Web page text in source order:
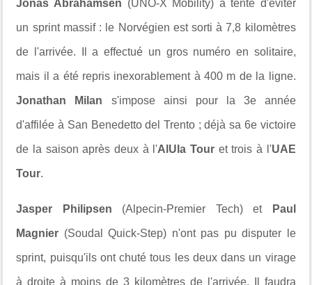
Jonas Abrahamsen (UNO-X Mobility) a tenté d'éviter
un sprint massif : le Norvégien est sorti à 7,8 kilomètres
de l'arrivée. Il a effectué un gros numéro en solitaire,
mais il a été repris inexorablement à 400 m de la ligne.
Jonathan Milan s'impose ainsi pour la 3e année
d'affilée à San Benedetto del Trento ; déjà sa 6e victoire
de la saison après deux à l'AlUla Touret trois à l'UAE
Tour.
Jasper Philipsen (Alpecin-Premier Tech) et Paul
Magnier (Soudal Quick-Step) n'ont pas pu disputer le
sprint, puisqu'ils ont chuté tous les deux dans un virage
à droite à moins de 3 kilomètres de l'arrivée. Il faudra